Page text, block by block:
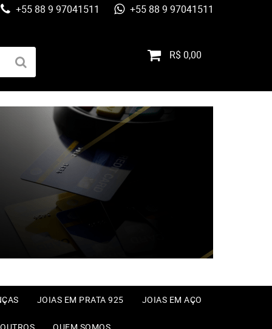
+55 88 9 97041511 +55 88 9 97041511
R$ 0,00
JOIAS EM PRATA 925 JOIAS EM AÇO